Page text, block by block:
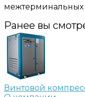
межтерминальных
Ранее вы
Винтовой